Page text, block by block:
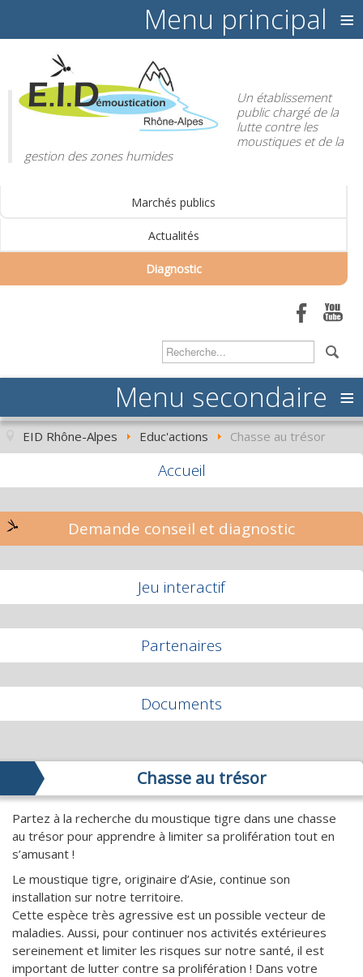
≡
Un établissement
public chargé de la
lutte contre les
moustiques et de la
gestion des zones humides
Marchés publics
Actualités
Diagnostic
Rechercher
≡
EID Rhône-Alpes Educ'actions Chasse au trésor
Accueil
Demande conseil et diagnostic
Jeu interactif
Partenaires
Documents
Chasse au trésor
Partez à la recherche du moustique tigre dans une chasse
au trésor pour apprendre à limiter sa prolifération tout en
s’amusant !
Le moustique tigre, originaire d’Asie, continue son
installation sur notre territoire.
Cette espèce très agressive est un possible vecteur de
maladies. Aussi, pour continuer nos activités extérieures
sereinement et limiter les risques sur notre santé, il est
important de lutter contre sa prolifération ! Dans votre